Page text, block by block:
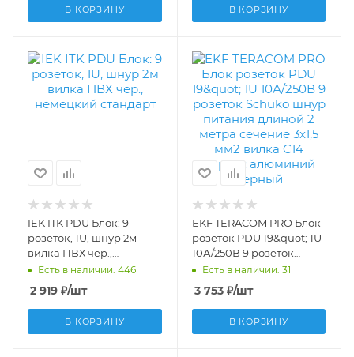
В КОРЗИНУ
алю TRP-HPD-LS-16A-
В КОРЗИНУ
IEK ITK PDU Блок: 9
розеток, 1U, шнур 2м
вилка ПВХ чер.,
немецкий стандарт
PH22-9D1-P
Есть в наличии: 446
2 919 ₽/шт
В КОРЗИНУ
EKF TERACOM PRO Блок
розеток PDU 19&quot; 1U
10А/250В 9 розеток
Schuko шнур питания
длиной 2 метра сечение
3x1,5 мм2 вилка C14
корпус алюминий
черный TRP-HPD-10A-
Есть в наличии: 31
3 753₽/шт
В КОРЗИНУ